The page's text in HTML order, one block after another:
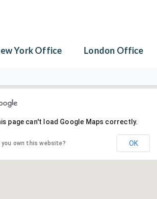
York Office London Office
page can't load Google Maps correctly.
you own this website? OK